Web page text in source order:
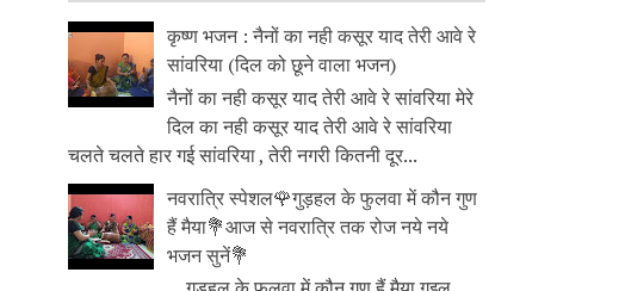
कृष्ण भजन : नैनों का नही कसूर याद तेरी आवे रे
सांवरिया (दिल को छूने वाला भजन)
नैनों का नही कसूर याद तेरी आवे रे सांवरिया मेरे
दिल का नही कसूर याद तेरी आवे रे सांवरिया
चलते चलते हार गई सांवरिया , तेरी नगरी कितनी दूर...
नवरात्रि स्पेशल🌹गुड़हल के फुलवा में कौन गुण
हैं मैया💐आज से नवरात्रि तक रोज नये नये
भजन सुनें💐